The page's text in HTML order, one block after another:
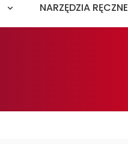
NARZĘDZIA RĘCZNE